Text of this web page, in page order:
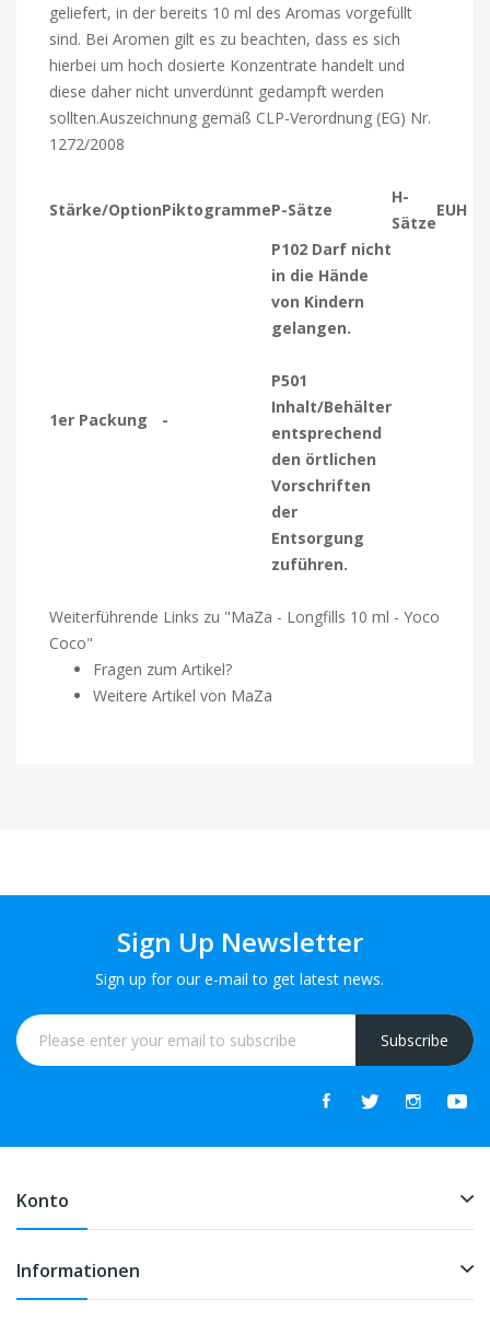
geliefert, in der bereits 10 ml des Aromas vorgefüllt
sind. Bei Aromen gilt es zu beachten, dass es sich
hierbei um hoch dosierte Konzentrate handelt und
diese daher nicht unverdünnt gedampft werden
sollten.Auszeichnung gemäß CLP-Verordnung (EG) Nr.
1272/2008
Stärke/OptionPiktogrammeP-Sätze
H-
Sätze
EUH
1er Packung -
P102 Darf nicht
in die Hände
von Kindern
gelangen.
P501
Inhalt/Behälter
entsprechend
den örtlichen
Vorschriften
der
Entsorgung
zuführen.
Weiterführende Links zu "MaZa - Longfills 10 ml - Yoco
Coco"
Fragen zum Artikel?
Weitere Artikel von MaZa
Sign Up Newsletter
Sign up for our e-mail to get latest news.
Subscribe
Konto
Informationen